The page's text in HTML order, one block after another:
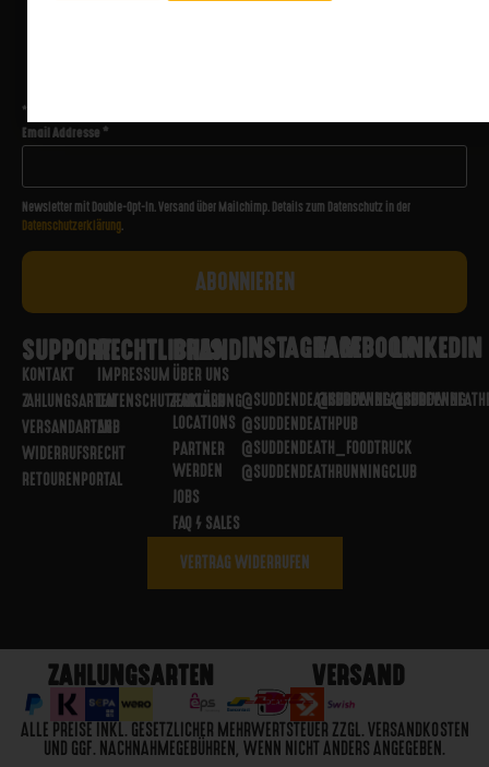
*
Email Addresse*
Newsletter mit Double-Opt-In. Versand über Mailchimp. Details zum Datenschutz in der
Datenschutzerklärung.
SUPPORT
KONTAKT
ZAHLUNGSARTEN
VERSANDARTEN
WIDERRUFSRECHT
RETOURENPORTAL
RECHTLICHES
IMPRESSUM
DATENSCHUTZERKLÄRUNG
AGB
BRAND
ÜBER UNS
PARTNER
LOCATIONS
PARTNER
WERDEN
JOBS
FAQ / SALES
INSTAGRAM
@SUDDENDEATHBREWING
@SUDDENDEATHPUB
@SUDDENDEATH_FOODTRUCK
@SUDDENDEATHRUNNINGCLUB
FACEBOOK
@SUDDENDEATHBREWING
LINKEDIN
VERTRAG WIDERRUFEN
ZAHLUNGSARTEN VERSAND
ALLE PREISE INKL. GESETZLICHER MEHRWERTSTEUER ZZGL. VERSANDKOSTEN
UND GGF. NACHNAHMEGEBÜHREN, WENN NICHT ANDERS ANGEGEBEN.